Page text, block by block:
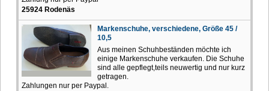
25924 Rodenäs
Markenschuhe, verschiedene, Größe 45 /
10,5
Aus meinen Schuhbeständen möchte ich
einige Markenschuhe verkaufen. Die Schuhe
sind alle gepflegt,teils neuwertig und nur kurz
getragen.
Zahlungen nur per Paypal.